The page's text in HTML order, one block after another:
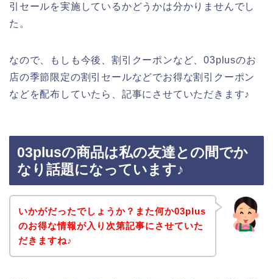
引セールを実施しているかどうかは分かりませんでし
た。
なので、もしも今後、割引クーポンなど、03plusのお
店の季節限定の割引セールなどでお得な割引クーポン
などを配布していたら、記事にさせていただきます♪
03plusの商品は私の友達との間でか
なり話題になっています♪
いかがだったでしょうか？また何か03plus
のお得な情報が入り次第記事にさせていた
だきますね♪